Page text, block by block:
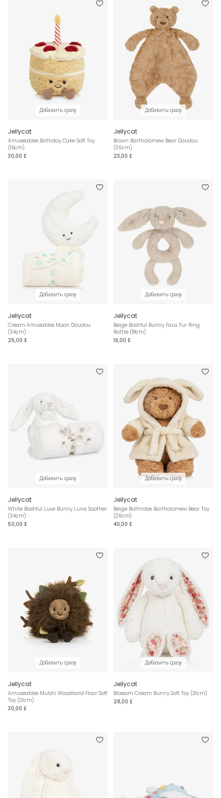
Добавить сразу
Jellycat
Amuseables Birthday Cake Soft Toy
(16cm)
30,00 £
Добавить сразу
Jellycat
Brown Bartholomew Bear Doudou
(30cm)
23,00 £
Добавить сразу
Jellycat
Cream Amusables Moon Doudou
(34cm)
25,00 £
Добавить сразу
Jellycat
Beige Bashful Bunny Faux Fur Ring
Rattle (18cm)
16,00 £
Добавить сразу
Jellycat
White Bashful Luxe Bunny Luna Soother
(34cm)
50,00 £
Добавить сразу
Jellycat
Beige Bathrobe Bartholomew Bear Toy
(26cm)
40,00 £
Добавить сразу
Jellycat
Amuseables Mulshi Woodland Floor Soft
Toy (13cm)
30,00 £
Добавить сразу
Jellycat
Blossom Cream Bunny Soft Toy (31cm)
28,00 £